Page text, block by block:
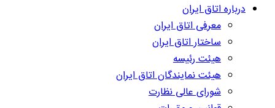
درباره اتاق ایران
معرفی اتاق ایران
ساختار اتاق ایران
هیئت رئیسه
هیئت نمایندگان اتاق ایران
شورای عالی نظارت